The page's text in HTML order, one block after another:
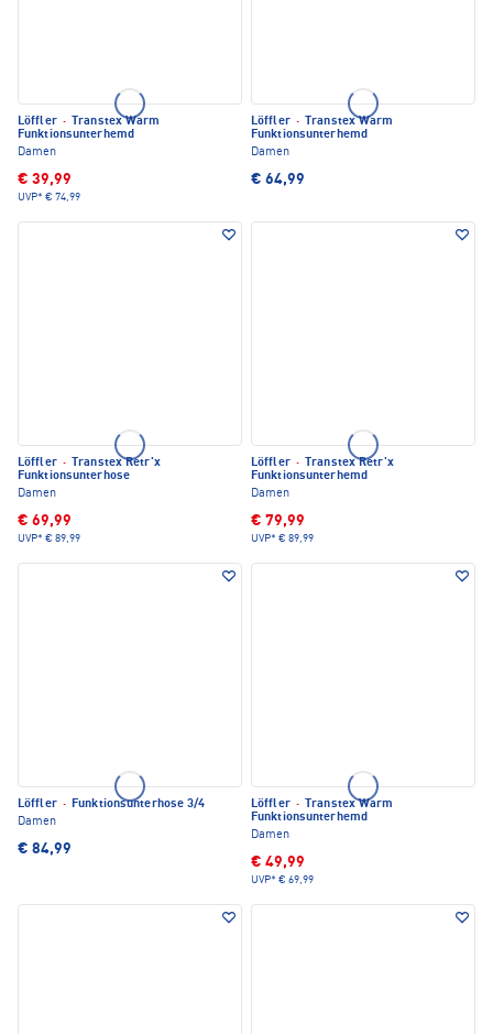
Löffler ·
Transtex Warm
Funktionsunterhemd
Damen
€ 39,99
UVP* € 74,99
Löffler ·
Transtex Warm
Funktionsunterhemd
Damen
€ 64,99
Löffler ·
Transtex Retr'x
Funktionsunterhose
Damen
€ 69,99
UVP* € 89,99
Löffler ·
Transtex Retr'x
Funktionsunterhemd
Damen
€ 79,99
UVP* € 89,99
Löffler · Funktionsunterhose 3/4
Damen
€ 84,99
Löffler ·
Transtex Warm
Funktionsunterhemd
Damen
€ 49,99
UVP* € 69,99